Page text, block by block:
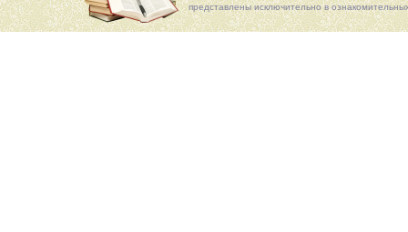
представлены исключительно в